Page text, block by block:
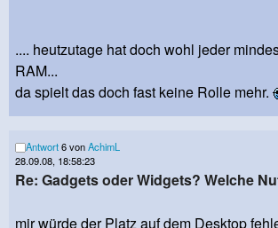
.... heutzutage hat doch wohl jeder
RAM...
da spielt das doch fast keine Rolle mehr.
Antwort6 vonAchimL
28.09.08, 18:58:23
Re: Gadgets oder Widgets? Welche
mir würde der Platz auf dem Desktop